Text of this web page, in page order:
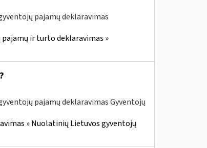
pajamų deklaravimas
pajamų ir turto deklaravimas »
pajamų deklaravimas Gyventojų
» Nuolatinių Lietuvos gyventojų